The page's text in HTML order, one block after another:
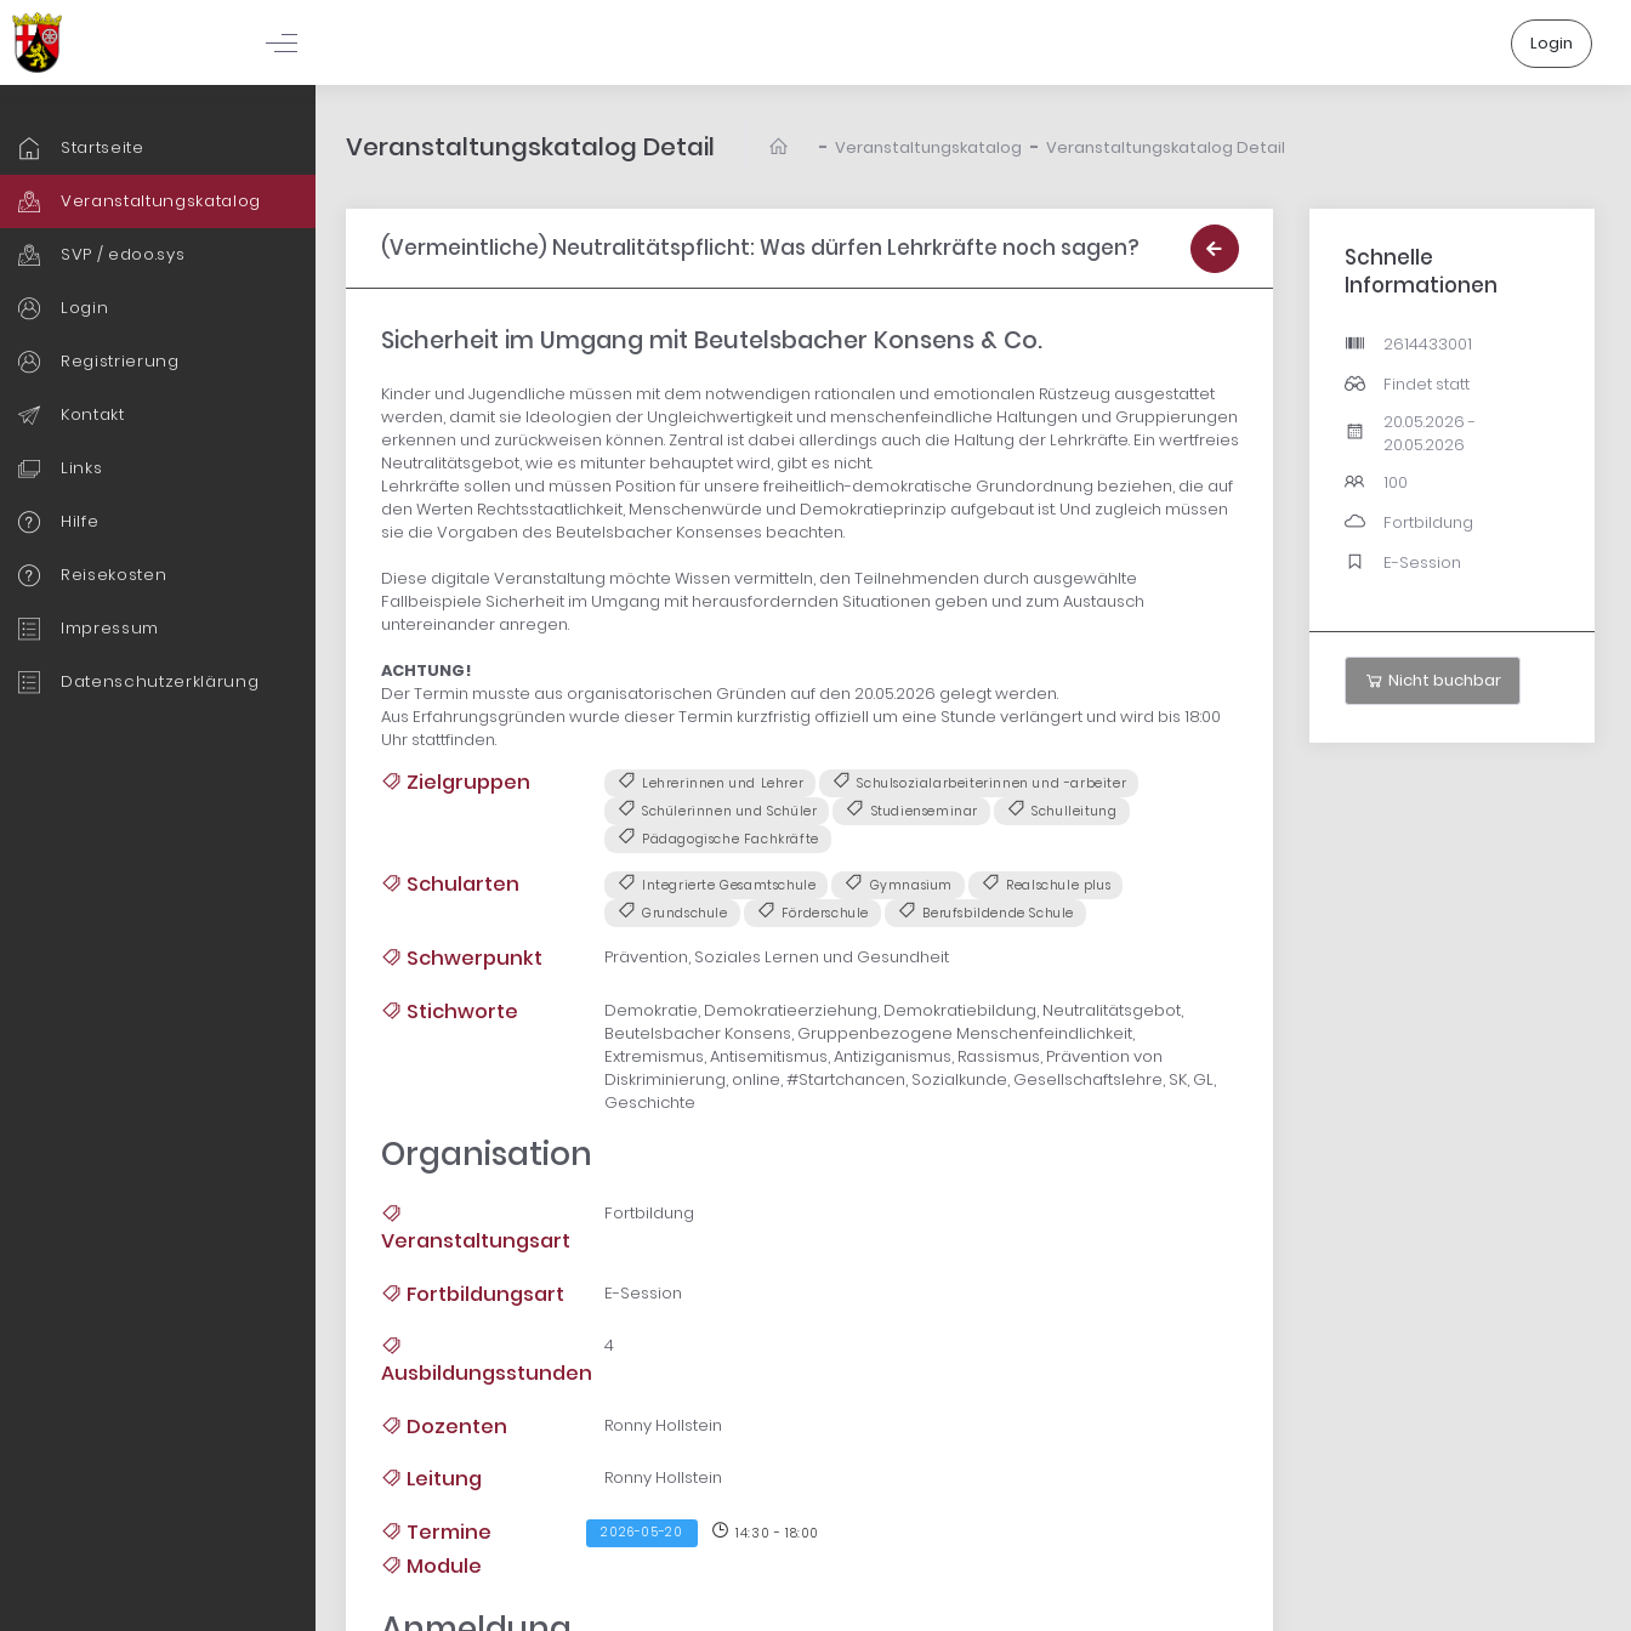
Login
Startseite
Veranstaltungskatalog
SVP / edoo.sys
Login
Registrierung
Kontakt
Links
Hilfe
Reisekosten
Impressum
Datenschutzerklärung
Veranstaltungskatalog Detail - Veranstaltungskatalog - Veranstaltungskatalog Detail
(Vermeintliche) Neutralitätspflicht: Was dürfen Lehrkräfte noch sagen?
Sicherheit im Umgang mit Beutelsbacher Konsens & Co.
Kinder und Jugendliche müssen mit dem notwendigen rationalen und emotionalen Rüstzeug ausgestattet
werden, damit sie Ideologien der Ungleichwertigkeit und menschenfeindliche Haltungen und Gruppierungen
erkennen und zurückweisen können. Zentral ist dabei allerdings auch die Haltung der Lehrkräfte. Ein wertfreies
Neutralitätsgebot, wie es mitunter behauptet wird, gibt es nicht.
Lehrkräfte sollen und müssen Position für unsere freiheitlich-demokratische Grundordnung beziehen, die auf
den Werten Rechtsstaatlichkeit, Menschenwürde und Demokratieprinzip aufgebaut ist. Und zugleich müssen
sie die Vorgaben des Beutelsbacher Konsenses beachten.
Diese digitale Veranstaltung möchte Wissen vermitteln, den Teilnehmenden durch ausgewählte
Fallbeispiele Sicherheit im Umgang mit herausfordernden Situationen geben und zum Austausch
untereinander anregen.
ACHTUNG!
Der Termin musste aus organisatorischen Gründen auf den 20.05.2026 gelegt werden.
Aus Erfahrungsgründen wurde dieser Termin kurzfristig offiziell um eine Stunde verlängert und wird bis 18:00
Uhr stattfinden.
Zielgruppen Lehrerinnen und Lehrer
Schulsozialarbeiterinnen und -arbeiter
Schülerinnen und Schüler
Studienseminar
Schulleitung
Pädagogische Fachkräfte
Schularten Integrierte Gesamtschule Gymnasium
Realschule plus
Grundschule
Förderschule Berufsbildende Schule
Schwerpunkt Prävention, Soziales Lernen und Gesundheit
Stichworte
Demokratie, Demokratieerziehung, Demokratiebildung, Neutralitätsgebot,
Beutelsbacher Konsens, Gruppenbezogene Menschenfeindlichkeit,
Extremismus, Antisemitismus, Antiziganismus, Rassismus, Prävention von
Diskriminierung, online, #Startchancen, Sozialkunde, Gesellschaftslehre, SK, GL,
Geschichte
Organisation
Veranstaltungsart
Fortbildung
Fortbildungsart E-Session
Ausbildungsstunden
4
Dozenten Ronny Hollstein
Leitung Ronny Hollstein
Termine 2026-05-20 14:30 - 18:00
Module
Schnelle
Informationen
2614433001
Findet statt
20.05.2026 -
20.05.2026
100
Fortbildung
E-Session
Nicht buchbar